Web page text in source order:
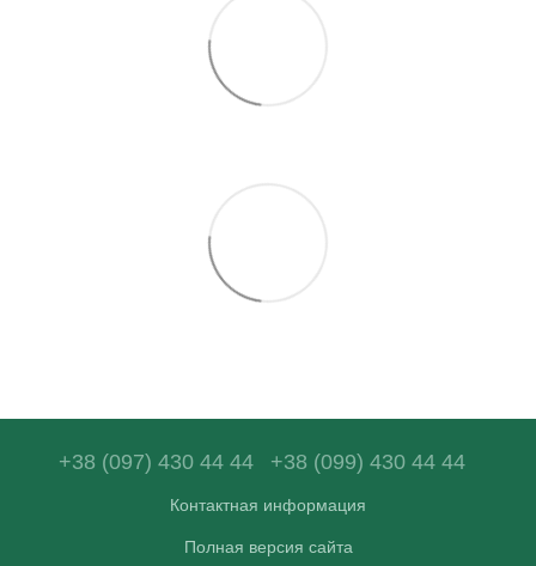
+38 (097) 430 44 44 +38 (099) 430 44 44
Контактная информация
Полная версия сайта